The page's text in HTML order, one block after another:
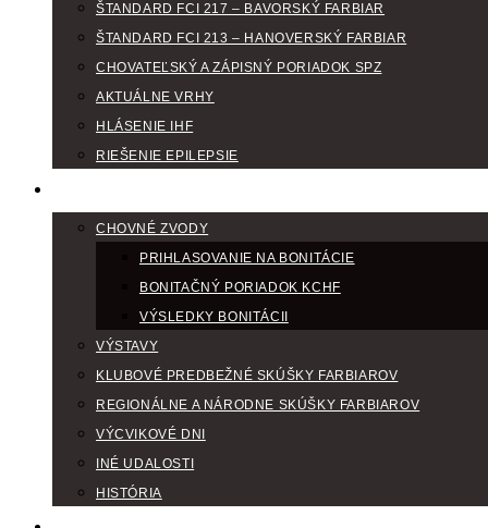
ŠTANDARD FCI 217 – BAVORSKÝ FARBIAR
ŠTANDARD FCI 213 – HANOVERSKÝ FARBIAR
CHOVATEĽSKÝ A ZÁPISNÝ PORIADOK SPZ
AKTUÁLNE VRHY
HLÁSENIE IHF
RIEŠENIE EPILEPSIE
CHOVNÉ ZVODY
PRIHLASOVANIE NA BONITÁCIE
BONITAČNÝ PORIADOK KCHF
VÝSLEDKY BONITÁCII
VÝSTAVY
KLUBOVÉ PREDBEŽNÉ SKÚŠKY FARBIAROV
REGIONÁLNE A NÁRODNE SKÚŠKY FARBIAROV
VÝCVIKOVÉ DNI
INÉ UDALOSTI
HISTÓRIA